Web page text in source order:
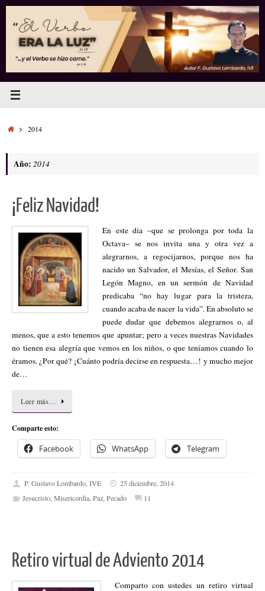
Saltar
contenido
Inicio2014
Año: 2014
¡Feliz Navidad!
En este día –que se prolonga por toda la
Octava– se nos invita una y otra vez a
alegrarnos, a regocijarnos, porque nos ha
nacido un Salvador, el Mesías, el Señor. San
Legón Magno, en un sermón de Navidad
predicaba “no hay lugar para la tristeza,
cuando acaba de nacer la vida”. En absoluto se
puede dudar que debemos alegrarnos o, al
menos, que a esto tenemos que apuntar; pero a veces nuestras Navidades
no tienen esa alegría que vemos en los niños, o que teníamos cuando lo
éramos. ¿Por qué? ¡Cuánto podría decirse en respuesta…! y mucho mejor
de…
Leer más…
Comparte esto:
Facebook WhatsApp Telegram
P. Gustavo Lombardo, IVE
25 diciembre, 2014
Jesucristo,Misericordia,Paz,Pecado 11
Retiro virtual de Adviento 2014
Comparto con ustedes un retiro virtual